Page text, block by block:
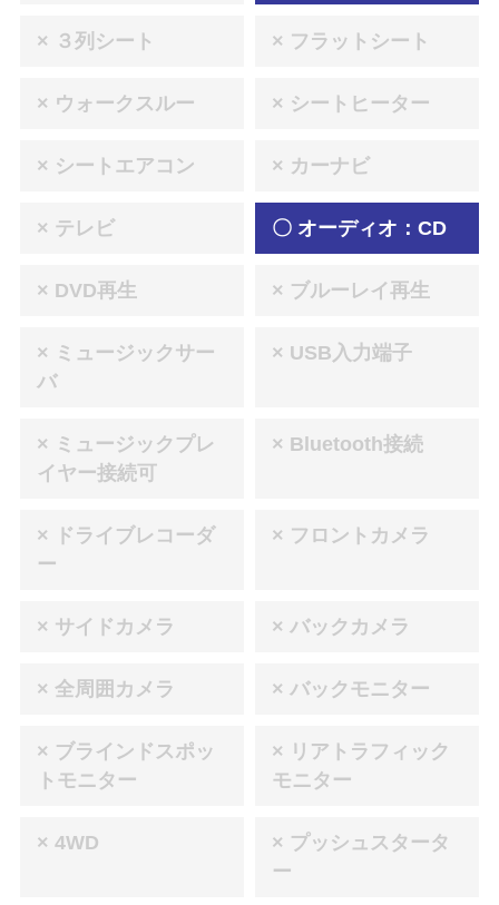
× ３列シート × フラットシート
× ウォークスルー × シートヒーター
× シートエアコン × カーナビ
× テレビ 〇 オーディオ：CD
× DVD再生 × ブルーレイ再生
× ミュージックサー
バ
× USB入力端子
× ミュージックプレ
イヤー接続可
× Bluetooth接続
× ドライブレコーダ
ー
× フロントカメラ
× サイドカメラ × バックカメラ
× 全周囲カメラ × バックモニター
× ブラインドスポッ
トモニター
× リアトラフィック
モニター
× 4WD
× プッシュスタータ
ー